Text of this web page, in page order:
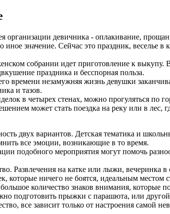
организации девичника - оплакивание,
иное значение. Сейчас это праздник, веселье
собрании идет приготовление к выкупу.
праздника и бесспорная польза.
времени незамужняя жизнь девушки
и тазов.
в четырех стенах, можно прогуляться по
может стать поездка на реку или в лес,
двух вариантов. Детская тематика и
все эмоции, возникающие в то время.
подобного мероприятия могут помочь
Развлечения на катке или лыжи, вечеринка
которые ничего не боятся, идеальным
большое количество знаков внимания, которые
подготовить прыжки с парашюта, или другой
все зависит только от настроения самой